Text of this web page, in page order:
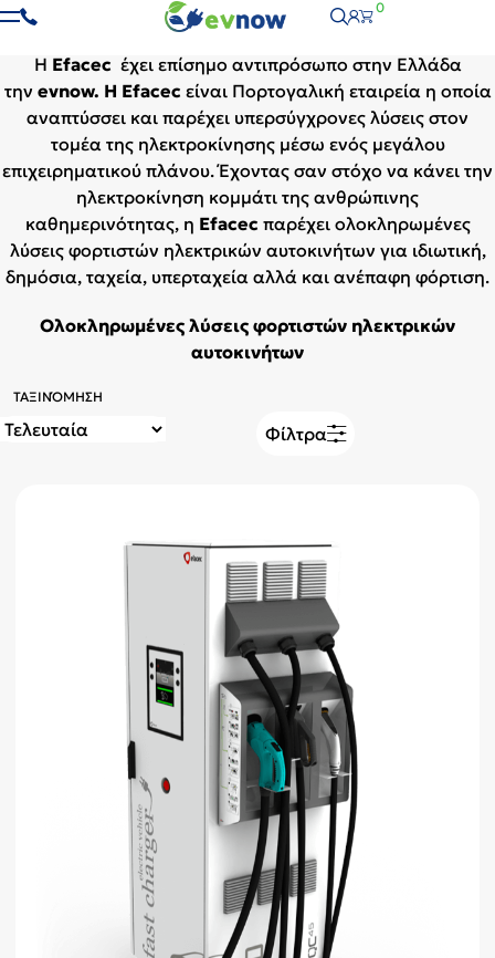
0
Efacec
H Efacec έχει επίσημο αντιπρόσωπο στην Ελλάδα
την evnow. Η Efacec είναι Πορτογαλική εταιρεία η οποία
αναπτύσσει και παρέχει υπερσύγχρονες λύσεις στον
τομέα της ηλεκτροκίνησης μέσω ενός μεγάλου
επιχειρηματικού πλάνου. Έχοντας σαν στόχο να κάνει την
ηλεκτροκίνηση κομμάτι της ανθρώπινης
καθημερινότητας, η Εfacec παρέχει ολοκληρωμένες
λύσεις φορτιστών ηλεκτρικών αυτοκινήτων για ιδιωτική,
δημόσια, ταχεία, υπερταχεία αλλά και ανέπαφη φόρτιση.
Ολοκληρωμένες λύσεις φορτιστών ηλεκτρικών
αυτοκινήτων
ΤΑΞΙΝΌΜΗΣΗ
Φίλτρα